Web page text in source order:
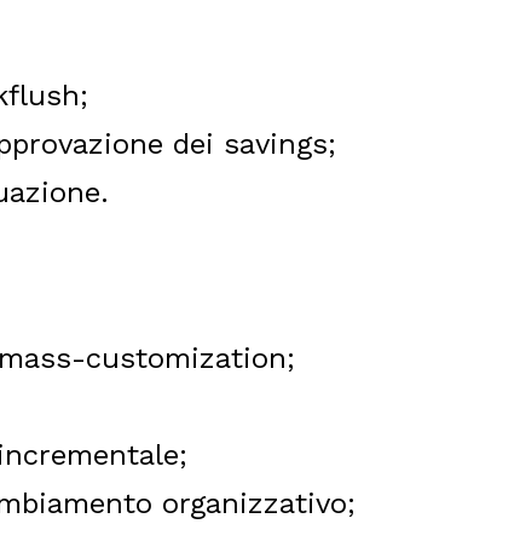
dei savings;
customization;
organizzativo;